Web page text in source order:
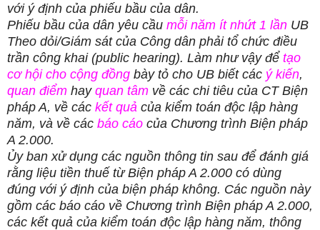
với ý định của phiếu bầu của dân.
Phiếu bầu của dân yêu cầu mỗi năm ít nhứt 1 lần UB
Theo dỏi/Giám sát của Công dân phải tổ chức điều
trần công khai (public hearing). Làm như vậy để tạo
cơ hội cho cộng đồng bày tỏ cho UB biết các ý kiến,
quan điểm hayquan tâm về các chi tiêu của CT Biện
pháp A, về các kết quả của kiểm toán độc lập hàng
năm, và về các báo cáo của Chương trình Biện pháp
A 2.000.
Ủy ban xử dụng các nguồn thông tin sau để đánh giá
rằng liệu tiền thuế từ Biện pháp A 2.000 có dùng
đúng với ý định của biện pháp không. Các nguồn này
gồm các báo cáo về Chương trình Biện pháp A 2.000,
các kết quả của kiểm toán độc lập hàng năm, thông